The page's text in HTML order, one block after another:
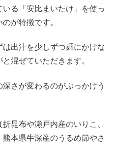
る「安比まいたけ」を使っ
が特徴です。
出汁を少しずつ麺にかけな
混ぜていただきます。
さが変わるのがぶっかけう
昆布や瀬戸内産のいりこ、
本県牛深産のうるめ節やさ